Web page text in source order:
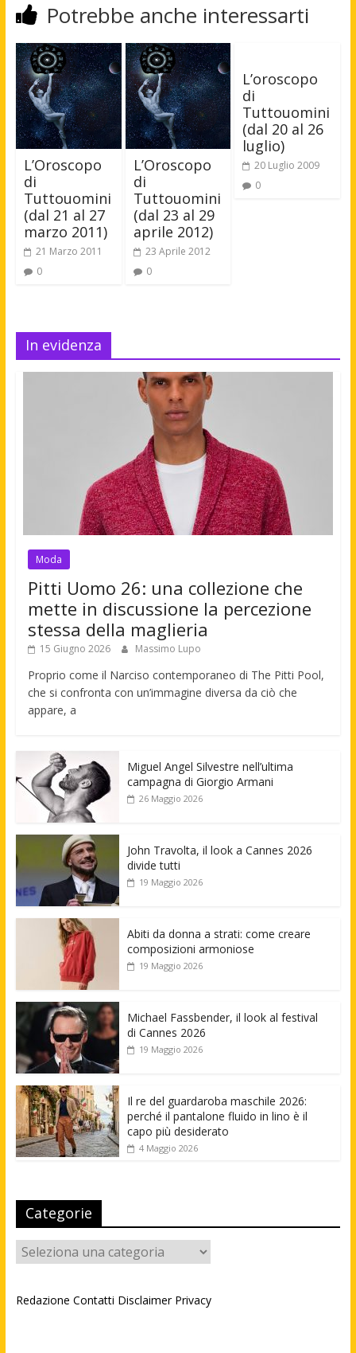
Potrebbe anche interessarti
L’Oroscopo
di
Tuttouomini
(dal 21 al 27
marzo 2011)
21 Marzo 2011
0
L’Oroscopo
di
Tuttouomini
(dal 23 al 29
aprile 2012)
23 Aprile 2012
0
L’oroscopo
di
Tuttouomini
(dal 20 al 26
luglio)
20 Luglio 2009
0
In evidenza
Moda
Pitti Uomo 26: una collezione che
mette in discussione la percezione
stessa della maglieria
15 Giugno 2026 Massimo Lupo
Proprio come il Narciso contemporaneo di The Pitti Pool,
che si confronta con un’immagine diversa da ciò che
appare, a
Miguel Angel Silvestre nell’ultima
campagna di Giorgio Armani
26 Maggio 2026
John Travolta, il look a Cannes 2026
divide tutti
19 Maggio 2026
Abiti da donna a strati: come creare
composizioni armoniose
19 Maggio 2026
Michael Fassbender, il look al festival
di Cannes 2026
19 Maggio 2026
Il re del guardaroba maschile 2026:
perché il pantalone fluido in lino è il
capo più desiderato
4 Maggio 2026
Categorie
Categorie
Redazione Contatti Disclaimer Privacy